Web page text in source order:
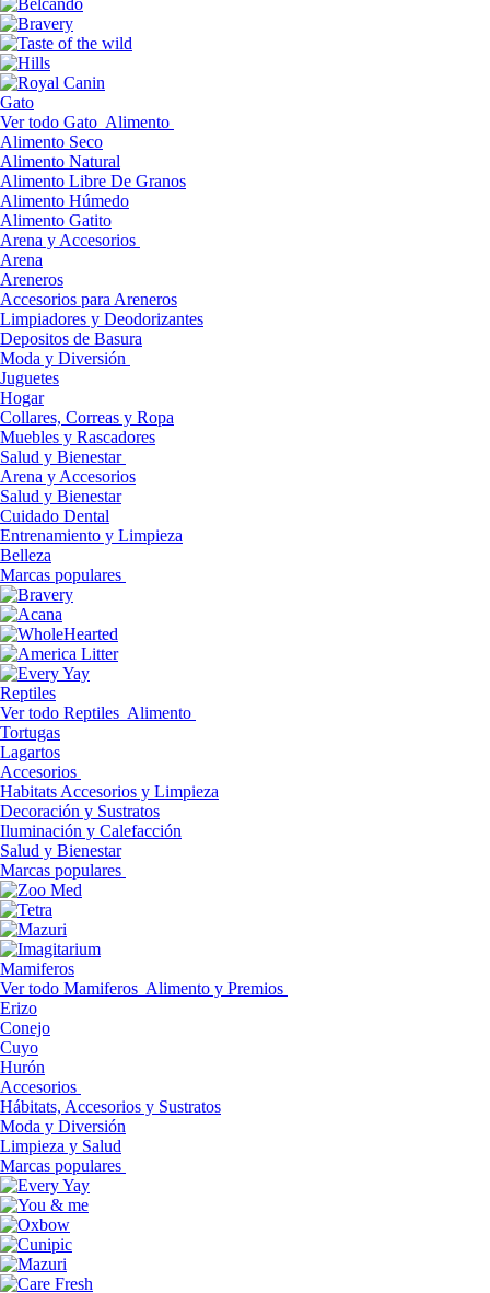
Gato
Ver todo Gato Alimento
Alimento Seco
Alimento Natural
Alimento Libre De Granos
Alimento Húmedo
Alimento Gatito
Arena y Accesorios
Arena
Areneros
Accesorios para Areneros
Limpiadores y Deodorizantes
Depositos de Basura
Moda y Diversión
Juguetes
Hogar
Collares, Correas y Ropa
Muebles y Rascadores
Salud y Bienestar
Arena y Accesorios
Salud y Bienestar
Cuidado Dental
Entrenamiento y Limpieza
Belleza
Marcas populares
Reptiles
Ver todo Reptiles Alimento
Tortugas
Lagartos
Accesorios
Habitats Accesorios y Limpieza
Decoración y Sustratos
Iluminación y Calefacción
Salud y Bienestar
Marcas populares
Mamiferos
Ver todo Mamiferos Alimento y Premios
Erizo
Conejo
Cuyo
Hurón
Accesorios
Hábitats, Accesorios y Sustratos
Moda y Diversión
Limpieza y Salud
Marcas populares